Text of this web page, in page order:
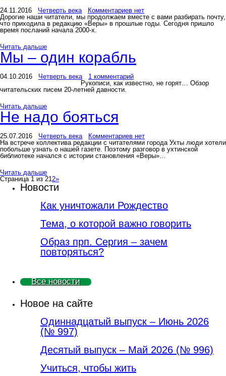
24.11.2016 Четверть века
Комментариев нет
Дорогие наши читатели, мы продолжаем вместе с вами разбирать почту,
что приходила в редакцию «Веры» в прошлые годы. Сегодня пришло
время посланий начала 2000-х.
Читать дальше
Мы – один корабль
04.10.2016 Четверть века
1 комментарий
Рукописи, как известно, не горят… Обзор
читательских писем 20-летней давности.
Читать дальше
Не надо бояться
25.07.2016 Четверть века
Комментариев нет
На встрече коллектива редакции с читателями города Ухты люди хотели
побольше узнать о нашей газете. Поэтому разговор в ухтинской
библиотеке начался с истории становления «Веры»…
Читать дальше
Страница 1 из 212»
Новости
Как уничтожали Рождество
Тема, о которой важно говорить
Образ прп. Сергия – зачем
повторяться?
Все новости
Новое на сайте
Одиннадцатый выпуск – Июнь 2026
(№ 997)
Деcятый выпуск – Май 2026 (№ 996)
Учиться, чтобы жить